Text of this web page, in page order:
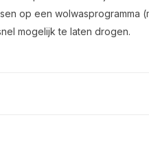
op een wolwasprogramma
mogelijk te laten drogen.